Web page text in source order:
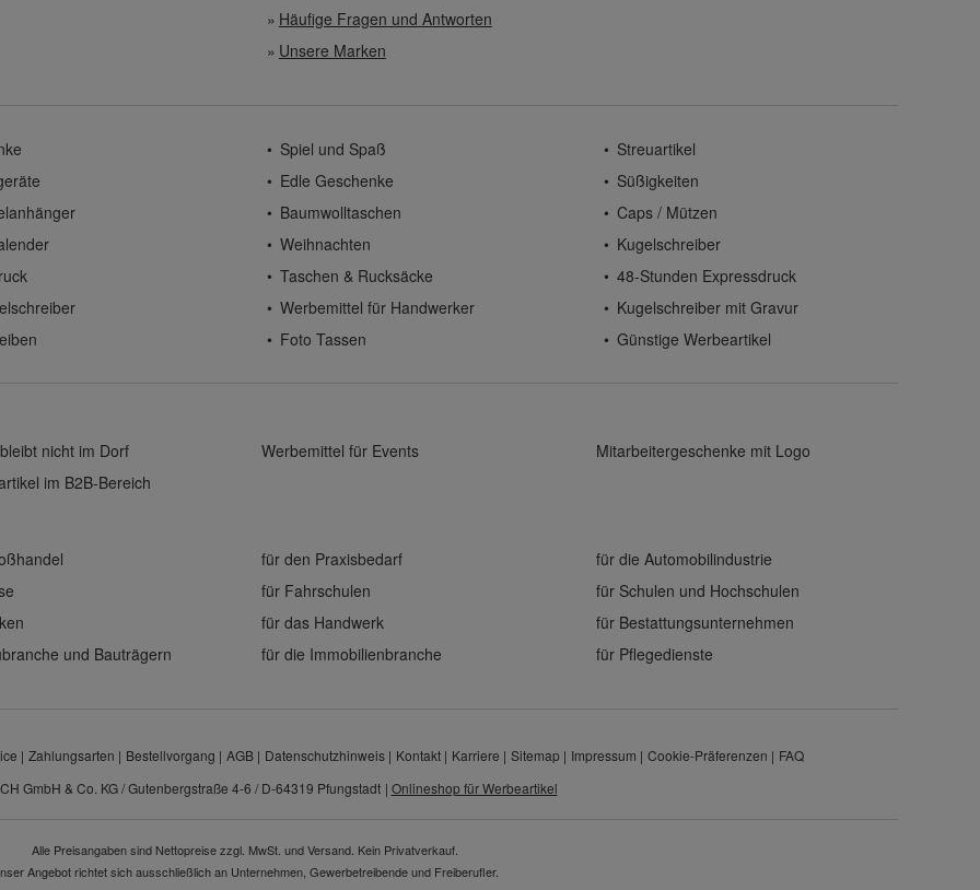
Häufige Fragen und Antworten
Unsere Marken
Spiel und Spaß
Streuartikel
Edle Geschenke
Süßigkeiten
Baumwolltaschen
Caps / Mützen
Weihnachten
Kugelschreiber
Taschen & Rucksäcke
48-Stunden Expressdruck
Werbemittel für Handwerker
Kugelschreiber mit Gravur
Foto Tassen Günstige Werbeartikel
nicht im Dorf Werbemittel für Events
Mitarbeitergeschenke mit Logo
im B2B-Bereich
für den Praxisbedarf
für die Automobilindustrie
für Fahrschulen
für Schulen und Hochschulen
für das Handwerk
für Bestattungsunternehmen
und Bauträgern für die Immobilienbranche für Pflegedienste
Zahlungsarten Bestellvorgang AGB Datenschutzhinweis Kontakt Karriere Sitemap Impressum Cookie-Präferenzen
FAQ
GmbH & Co. KG / Gutenbergstraße 4-6 / D-64319 Pfungstadt | Onlineshop für Werbeartikel
Alle Preisangaben sind Nettopreise zzgl. MwSt. und Versand. Kein Privatverkauf.
Angebot richtet sich ausschließlich an Unternehmen, Gewerbetreibende und Freiberufler.